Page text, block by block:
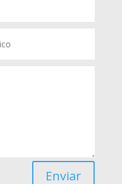
Enviar